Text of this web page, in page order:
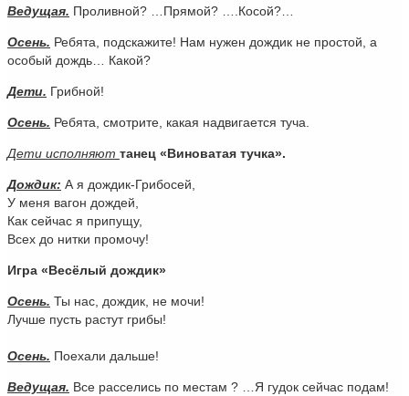
Ведущая. Проливной? …Прямой? ….Косой?…
Осень. Ребята, подскажите! Нам нужен дождик не простой, а
особый дождь… Какой?
Дети. Грибной!
Осень. Ребята, смотрите, какая надвигается туча.
Дети исполняют танец «Виноватая тучка».
Дождик: А я дождик-Грибосей,
У меня вагон дождей,
Как сейчас я припущу,
Всех до нитки промочу!
Игра «Весёлый дождик»
Осень. Ты нас, дождик, не мочи!
Лучше пусть растут грибы!
Осень. Поехали дальше!
Ведущая. Все расселись по местам ? …Я гудок сейчас подам!